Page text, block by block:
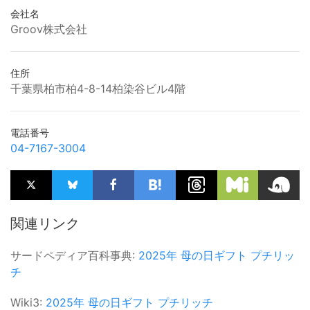
会社名
Groov株式会社
住所
千葉県柏市柏4-8-14柏染谷ビル4階
電話番号
04-7167-3004
関連リンク
サードペディア百科事典: 2025年 母の日ギフト プチリッ
チ
Wiki3: 2025年 母の日ギフト プチリッチ